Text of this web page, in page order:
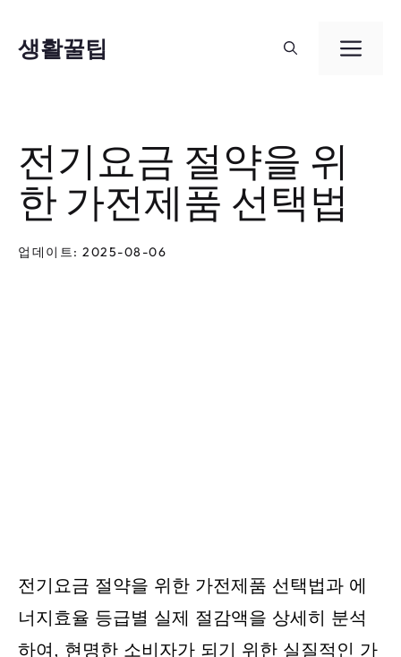
생활꿀팁
메
전기요금 절약을 위
한 가전제품 선택법
업데이트: 2025-08-06
전기요금 절약을 위한 가전제품 선택법과 에
너지효율 등급별 실제 절감액을 상세히 분석
하여, 현명한 소비자가 되기 위한 실질적인 가